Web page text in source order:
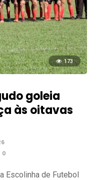
173
goleia
às oitavas
0
Escolinha de Futebol